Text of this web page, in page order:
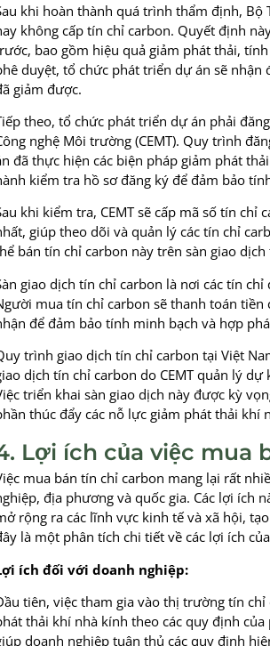
khi hoàn thành quá trình thẩm định, Bộ
không cấp tín chỉ carbon. Quyết định
bao gồm hiệu quả giảm phát thải,
duyệt, tổ chức phát triển dự án sẽ
giảm được.
theo, tổ chức phát triển dự án phải
nghệ Môi trường (CEMT). Quy trình
đã thực hiện các biện pháp giảm phát
kiểm tra hồ sơ đăng ký để đảm bảo
khi kiểm tra, CEMT sẽ cấp mã số tín
giúp theo dõi và quản lý các tín chỉ
bán tín chỉ carbon này trên sàn giao
giao dịch tín chỉ carbon là nơi các tín
mua tín chỉ carbon sẽ thanh toán tiền
để đảm bảo tính minh bạch và hợp
trình giao dịch tín chỉ carbon tại Việt
dịch tín chỉ carbon do CEMT quản lý
triển khai sàn giao dịch này được kỳ
thúc đẩy các nỗ lực giảm phát thải
Lợi ích của việc mua
mua bán tín chỉ carbon mang lại rất
địa phương và quốc gia. Các lợi ích
rộng ra các lĩnh vực kinh tế và xã hội,
là một phân tích chi tiết về các lợi ích
ích đối với doanh nghiệp:
tiên, việc tham gia vào thị trường tín
thải khí nhà kính theo các quy định
doanh nghiệp tuân thủ các quy định